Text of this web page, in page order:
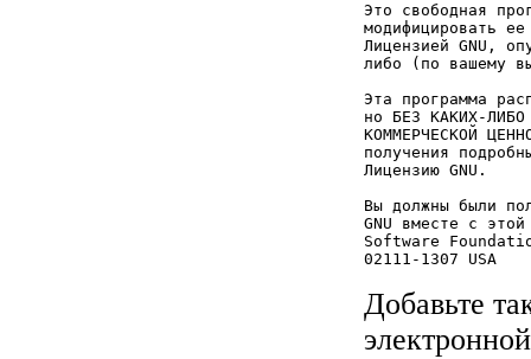
Это свободная
модифицировать
Лицензией GNU,
либо (по вашему
Эта программа
но БЕЗ КАКИХ-ЛИБО
КОММЕРЧЕСКОЙ
получения
Лицензию GNU.
Вы должны были
GNU вместе с
Software
Добавьте